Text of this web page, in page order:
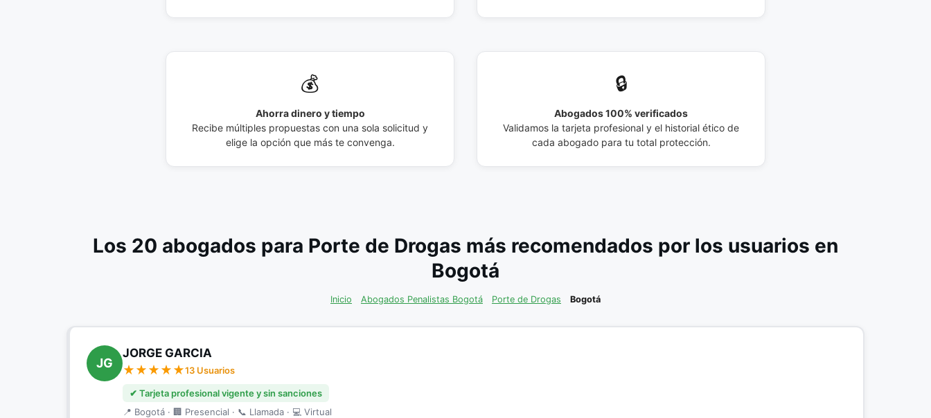
💰
Ahorra dinero y tiempo
Recibe múltiples propuestas con una sola solicitud y
elige la opción que más te convenga.
🔒
Abogados 100% verificados
Validamos la tarjeta profesional y el historial ético de
cada abogado para tu total protección.
Los 20 abogados para Porte de Drogas más recomendados por los usuarios en
Bogotá
Inicio Abogados Penalistas Bogotá Porte de Drogas Bogotá
JG
JORGE GARCIA
13 Usuarios
✔ Tarjeta profesional vigente y sin sanciones
📍 Bogotá · 🏢 Presencial · 📞 Llamada · 💻 Virtual